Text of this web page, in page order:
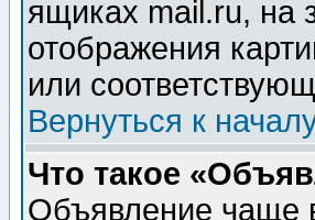
ящиках mail.ru, на
отображения
или
Вернуться к
Что такое
Объявление чаще